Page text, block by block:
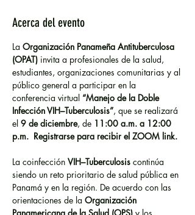
Acerca del evento
La Organización Panameña Antituberculosa
(OPAT) invita a profesionales de la salud,
estudiantes, organizaciones comunitarias y al
público general a participar en la
conferencia virtual “Manejo de la Doble
Infección VIH–Tuberculosis”, que se realizará
el 9 de diciembre, de 11:00 a.m. a 12:00
p.m.  Registrarse para recibir el ZOOM link.
La coinfección VIH–Tuberculosis continúa
siendo un reto prioritario de salud pública en
Panamá y en la región. De acuerdo con las
orientaciones de la Organización
Panamericana de la Salud (OPS) y los